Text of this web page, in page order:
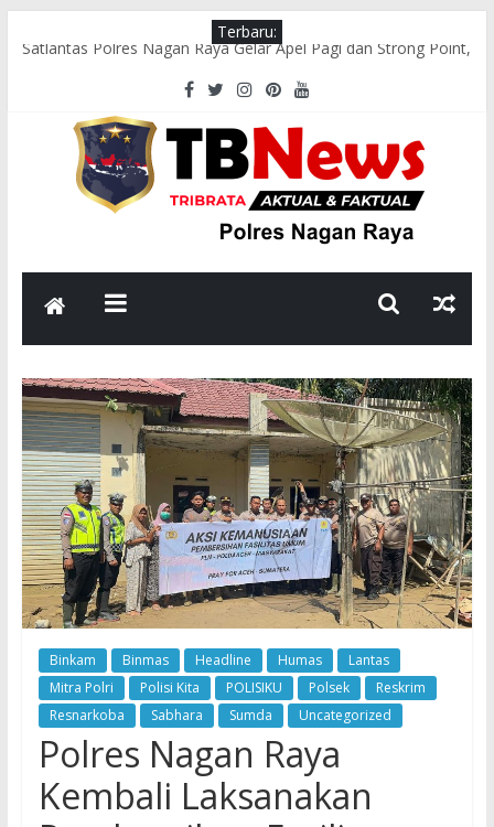
Terbaru:
Satlantas Polres Nagan Raya Gelar Apel Pagi dan Strong Point,
Pastikan Arus Lalu Lintas Lancar
Tim Patroli Perintis Presisi Sat Samapta Polres Nagan Raya
Gelar Patroli Guantibmas
Satlantas Polres Nagan Raya Laksanakan Pengaturan Lalu
Lintas di Titik Keramaian
Polsek Darul Makmur Sosialisasikan Pencegahan Karhutla
Bhabinkamtibmas Polsek Darul Makmur Sambangi Warga
Desa Alue Bilie, Sampaikan Pesan Kamtibmas
Binkam Binmas Headline Humas
Lantas
Mitra Polri
Polisi Kita POLISIKU Polsek
Reskrim
Resnarkoba
Sabhara Sumda Uncategorized
Polres Nagan Raya
Kembali Laksanakan